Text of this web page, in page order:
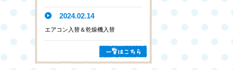
2024.02.14
エアコン入替＆乾燥機入替